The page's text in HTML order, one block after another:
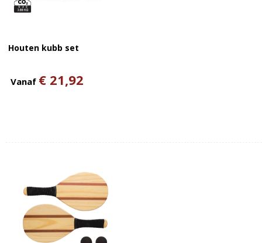
Houten kubb set
Vanaf € 21,92